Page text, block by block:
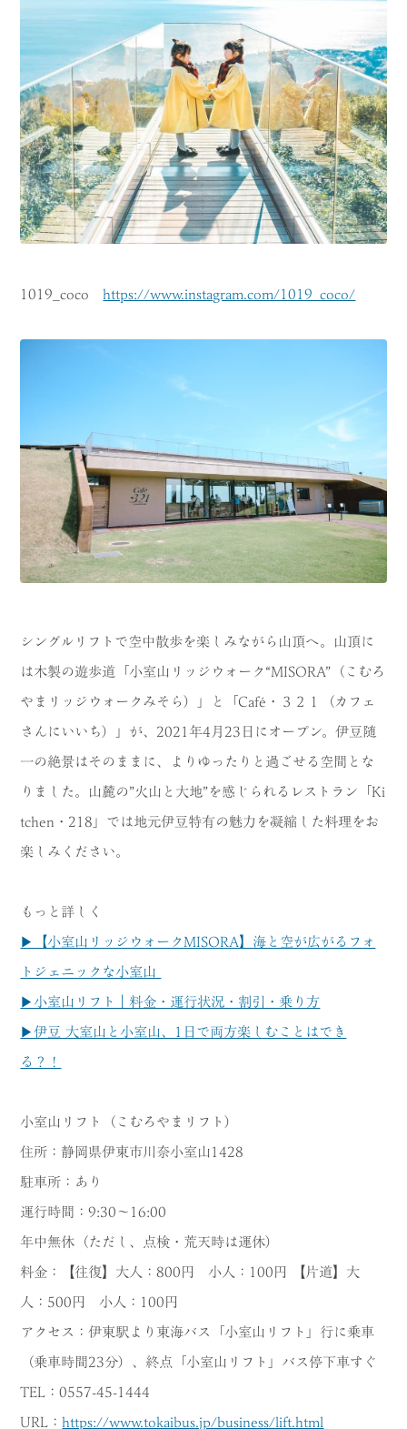
1019_cocohttps://www.instagram.com/1019_coco/
シングルリフトで空中散歩を楽しみながら山頂へ。山頂に
は木製の遊歩道「小室山リッジウォーク“MISORA”（こむろ
やまリッジウォークみそら）」と「Café・３２１（カフェ
さんにいいち）」が、2021年4月23日にオープン。伊豆随
一の絶景はそのままに、よりゆったりと過ごせる空間とな
りました。山麓の”火山と大地”を感じられるレストラン「Ki
tchen・218」では地元伊豆特有の魅力を凝縮した料理をお
楽しみください。
もっと詳しく
▶【小室山リッジウォークMISORA】海と空が広がるフォ
トジェニックな小室山
▶小室山リフト｜料金・運行状況・割引・乗り方
▶伊豆 大室山と小室山、1日で両方楽しむことはでき
る？！
小室山リフト（こむろやまリフト）
住所：静岡県伊東市川奈小室山1428
駐車所：あり
運行時間：9:30～16:00
年中無休（ただし、点検・荒天時は運休）
料金：【往復】大人：800円 小人：100円 【片道】大
人：500円 小人：100円
アクセス：伊東駅より東海バス「小室山リフト」行に乗車
（乗車時間23分）、終点「小室山リフト」バス停下車すぐ
TEL：0557-45-1444
URL：https://www.tokaibus.jp/business/lift.html